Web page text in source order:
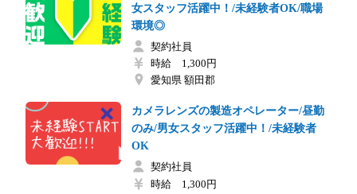
女スタッフ活躍中！/未経験者OK/職場
環境◎
契約社員
時給 1,300円
愛知県 額田郡
カメラレンズの製造オペレーター/昼勤
のみ/男女スタッフ活躍中！/未経験者
OK
契約社員
時給 1,300円